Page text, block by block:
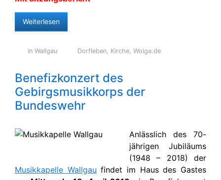
Weiterlesen
in Wallgau Dorfleben, Kirche,Woiga.de
Benefizkonzert des
Gebirgsmusikkorps der
Bundeswehr
Anlässlich des 70-
jährigen Jubiläums
(1948 – 2018) der
Musikkapelle Wallgau findet im Haus des Gastes